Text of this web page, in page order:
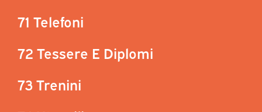
71 Telefoni
72 Tessere E Diplomi
73 Trenini